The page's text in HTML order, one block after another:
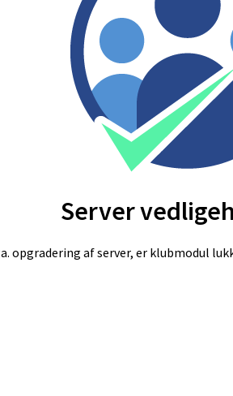
Server
opgradering af server, er klubmodul